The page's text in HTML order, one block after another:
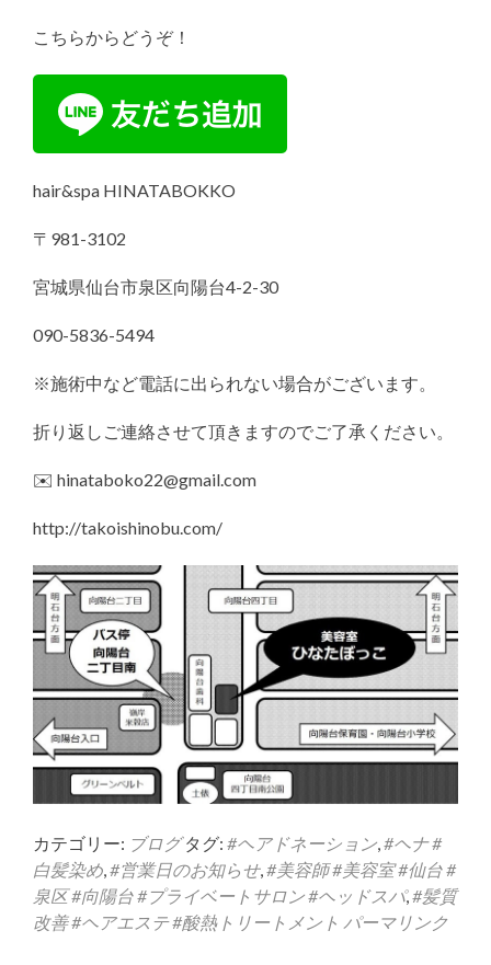
こちらからどうぞ！
hair&spa HINATABOKKO
〒981-3102
宮城県仙台市泉区向陽台4-2-30
090-5836-5494
※施術中など電話に出られない場合がございます。
折り返しご連絡させて頂きますのでご了承ください。
✉️ hinataboko22@gmail.com
http://takoishinobu.com/
カテゴリー: ブログタグ: #ヘアドネーション,#ヘナ #
白髪染め,#営業日のお知らせ,#美容師 #美容室 #仙台 #
泉区 #向陽台 #プライベートサロン #ヘッドスパ,#髪質
改善 #ヘアエステ #酸熱トリートメント パーマリンク